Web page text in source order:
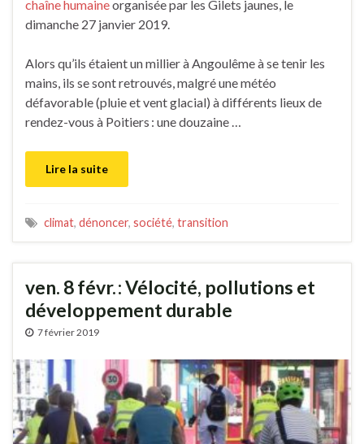
chaîne humaineorganisée par les Gilets jaunes, le
dimanche 27 janvier 2019.
Alors qu’ils étaient un millier à Angoulême à se tenir les
mains, ils se sont retrouvés, malgré une météo
défavorable (pluie et vent glacial) à différents lieux de
rendez-vous à Poitiers : une douzaine …
Lire la suite
climat, dénoncer, société, transition
ven. 8 févr. : Vélocité, pollutions et
développement durable
7 février 2019